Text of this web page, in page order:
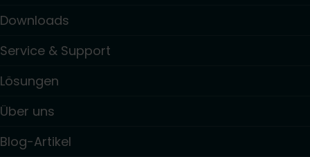
Downloads
Service & Support
Lösungen
Über uns
Blog-Artikel